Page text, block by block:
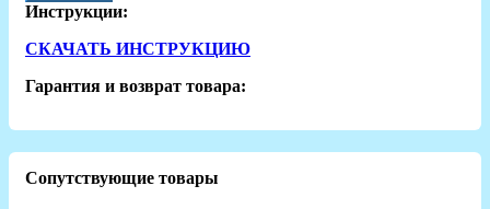
Инструкции:
СКАЧАТЬ ИНСТРУКЦИЮ
Гарантия и возврат товара:
Сопутствующие товары